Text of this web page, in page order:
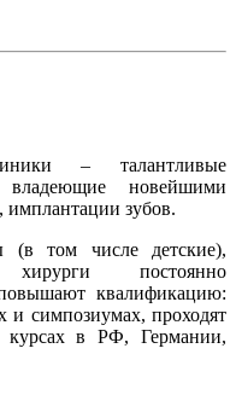
– талантливые
владеющие новейшими
имплантации зубов.
(в том числе детские),
хирурги постоянно
квалификацию:
и симпозиумах, проходят
курсах в РФ, Германии,